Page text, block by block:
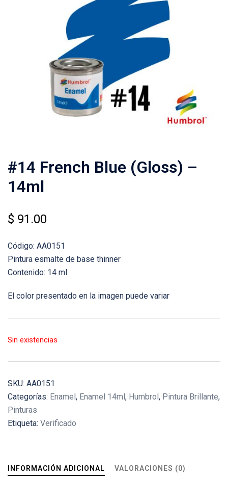
#14 French Blue (Gloss) –
14ml
$ 91.00
Código: AA0151
Pintura esmalte de base thinner
Contenido: 14 ml.
El color presentado en la imagen puede variar
Sin existencias
SKU: AA0151
Categorías: Enamel, Enamel 14ml, Humbrol, Pintura Brillante,
Pinturas
Etiqueta: Verificado
INFORMACIÓN ADICIONAL VALORACIONES (0)